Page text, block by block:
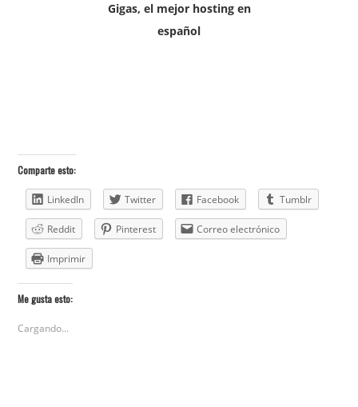
Gigas, el mejor hosting en
español
Comparte esto:
LinkedIn Twitter Facebook Tumblr
Reddit Pinterest Correo electrónico
Imprimir
Me gusta esto:
Cargando...